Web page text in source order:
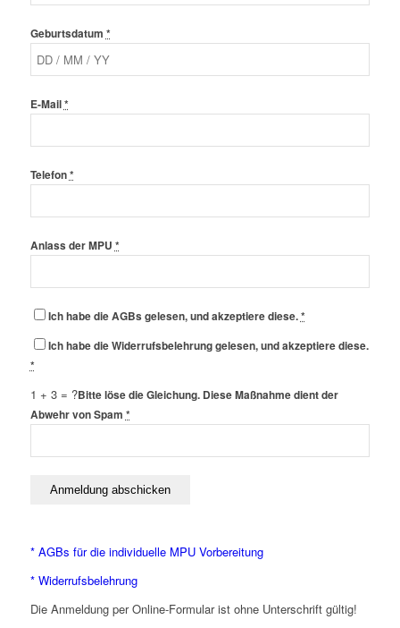
Geburtsdatum *
E-Mail*
Telefon*
Anlass der MPU *
Ich habe die AGBs gelesen, und akzeptiere diese.*
Ich habe die Widerrufsbelehrung gelesen, und akzeptiere diese.
*
1 + 3 = ?Bitte löse die Gleichung. Diese Maßnahme dient der
Abwehr von Spam *
* AGBs für die individuelle MPU Vorbereitung
* Widerrufsbelehrung
Die Anmeldung per Online-Formular ist ohne Unterschrift gültig!